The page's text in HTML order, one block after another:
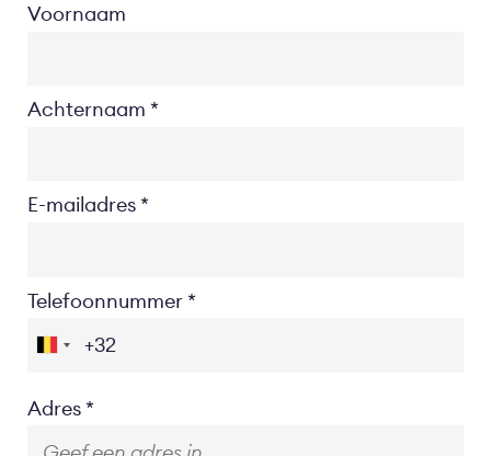
Voornaam
Achternaam
E-mailadres
Telefoonnummer
Location
Adres